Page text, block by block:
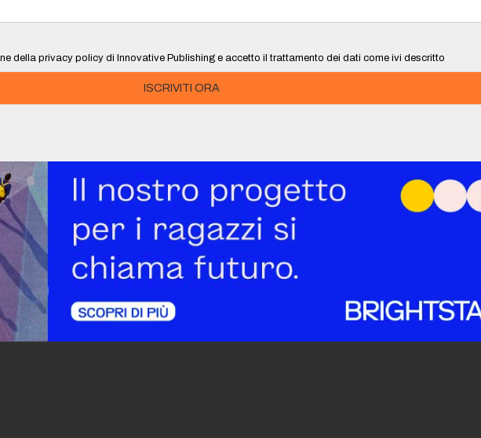
della privacy policy di Innovative Publishing e accetto il trattamento dei dati come ivi descritto
ISCRIVITI ORA